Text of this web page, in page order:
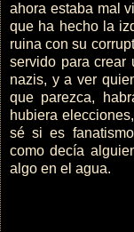
ahora estaba mal
que ha hecho la
ruina con su
servido para crear
nazis, y a ver
que parezca,
hubiera
sé si es
como decía
algo en el agua.